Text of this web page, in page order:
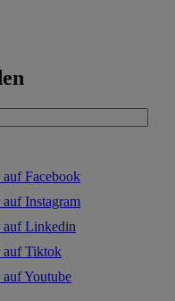
Facebook
Instagram
Linkedin
Tiktok
Youtube